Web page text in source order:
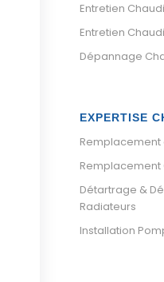
Entretien
Entretien
Dépannage
EXPERTISE
Remplacement
Détartrage &
Radiateurs
Installation